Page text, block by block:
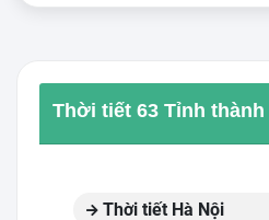
Thời tiết 63 Tỉnh thành
Thời tiết Hà Nội